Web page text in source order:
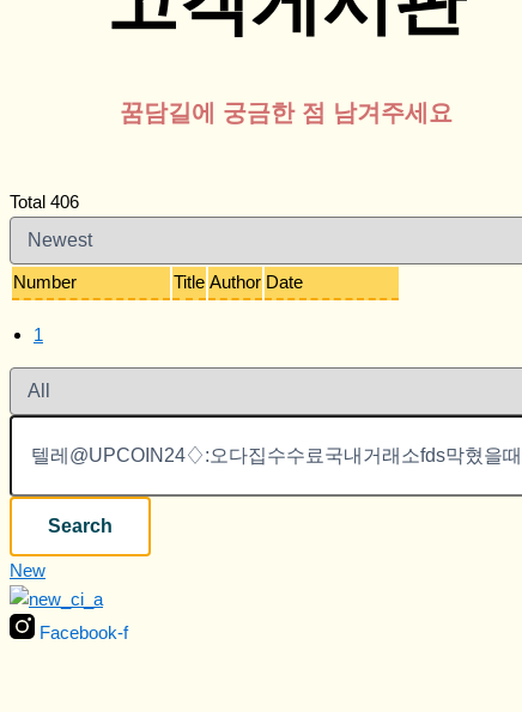
꿈담길에 궁금한 점 남겨주세요
Total 406
Number Title Author Date
1
Search
New
Facebook-f